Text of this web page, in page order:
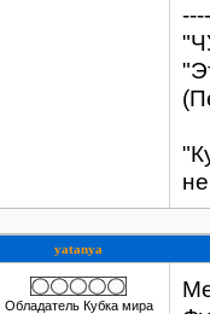
yatanya
Обладатель Кубка мира